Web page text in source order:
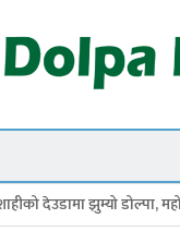
बन्यो कर्णालीको